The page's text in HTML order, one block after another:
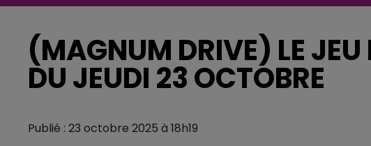
(MAGNUM DRIVE) LE JEU
DU JEUDI 23 OCTOBRE
Publié : 23 octobre 2025 à 18h19